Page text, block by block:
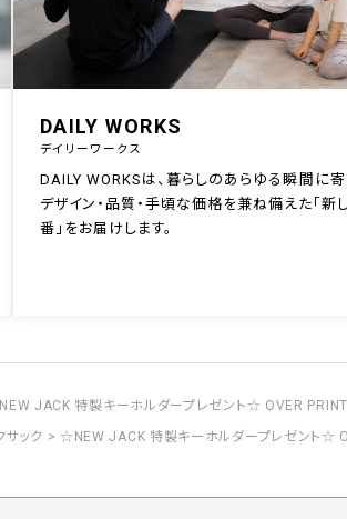
DAILY WORKS
デイリーワークス
DAILY WORKSは、暮らしのあらゆる瞬間に寄
デザイン・品質・手頃な価格を兼ね備えた「新
番」をお届けします。
JACK 特製キーホルダープレゼント☆ OVER PRINT
サック
☆NEW JACK 特製キーホルダープレゼント☆